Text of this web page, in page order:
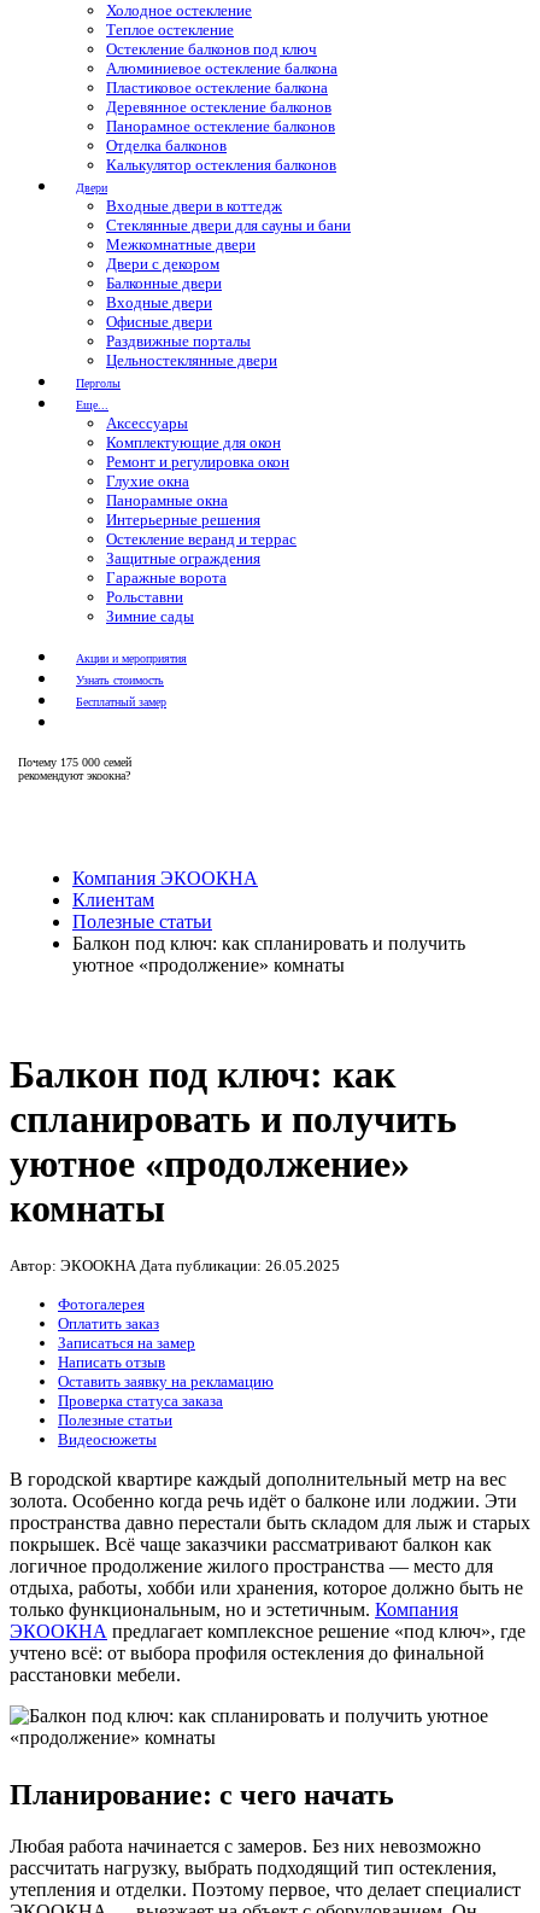
Холодное остекление
Теплое остекление
Остекление балконов под ключ
Алюминиевое остекление балкона
Пластиковое остекление балкона
Деревянное остекление балконов
Панорамное остекление балконов
Отделка балконов
Калькулятор остекления балконов
Двери
Входные двери в коттедж
Стеклянные двери для сауны и бани
Межкомнатные двери
Двери с декором
Балконные двери
Входные двери
Офисные двери
Раздвижные порталы
Цельностеклянные двери
Перголы
Еще...
Аксессуары
Комплектующие для окон
Ремонт и регулировка окон
Глухие окна
Панорамные окна
Интерьерные решения
Остекление веранд и террас
Защитные ограждения
Гаражные ворота
Рольставни
Зимние сады
Акции и мероприятия
Узнать стоимость
Бесплатный замер
Почему 175 000 семей
рекомендуют экоокна?
Компания ЭКООКНА
Клиентам
Полезные статьи
Балкон под ключ: как спланировать и получить
уютное «продолжение» комнаты
Балкон под ключ: как
спланировать и получить
уютное «продолжение»
комнаты
Автор: ЭКООКНА Дата публикации: 26.05.2025
Фотогалерея
Оплатить заказ
Записаться на замер
Написать отзыв
Оставить заявку на рекламацию
Проверка статуса заказа
Полезные статьи
Видеосюжеты
В городской квартире каждый дополнительный метр на вес
золота. Особенно когда речь идёт о балконе или лоджии. Эти
пространства давно перестали быть складом для лыж и старых
покрышек. Всё чаще заказчики рассматривают балкон как
логичное продолжение жилого пространства — место для
отдыха, работы, хобби или хранения, которое должно быть не
только функциональным, но и эстетичным. Компания
ЭКООКНА предлагает комплексное решение «под ключ», где
учтено всё: от выбора профиля остекления до финальной
расстановки мебели.
Планирование: с чего начать
Любая работа начинается с замеров. Без них невозможно
рассчитать нагрузку, выбрать подходящий тип остекления,
утепления и отделки. Поэтому первое, что делает специалист